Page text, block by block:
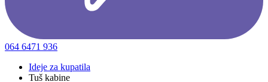
064 6471 936
Ideje za kupatila
Tuš kabine